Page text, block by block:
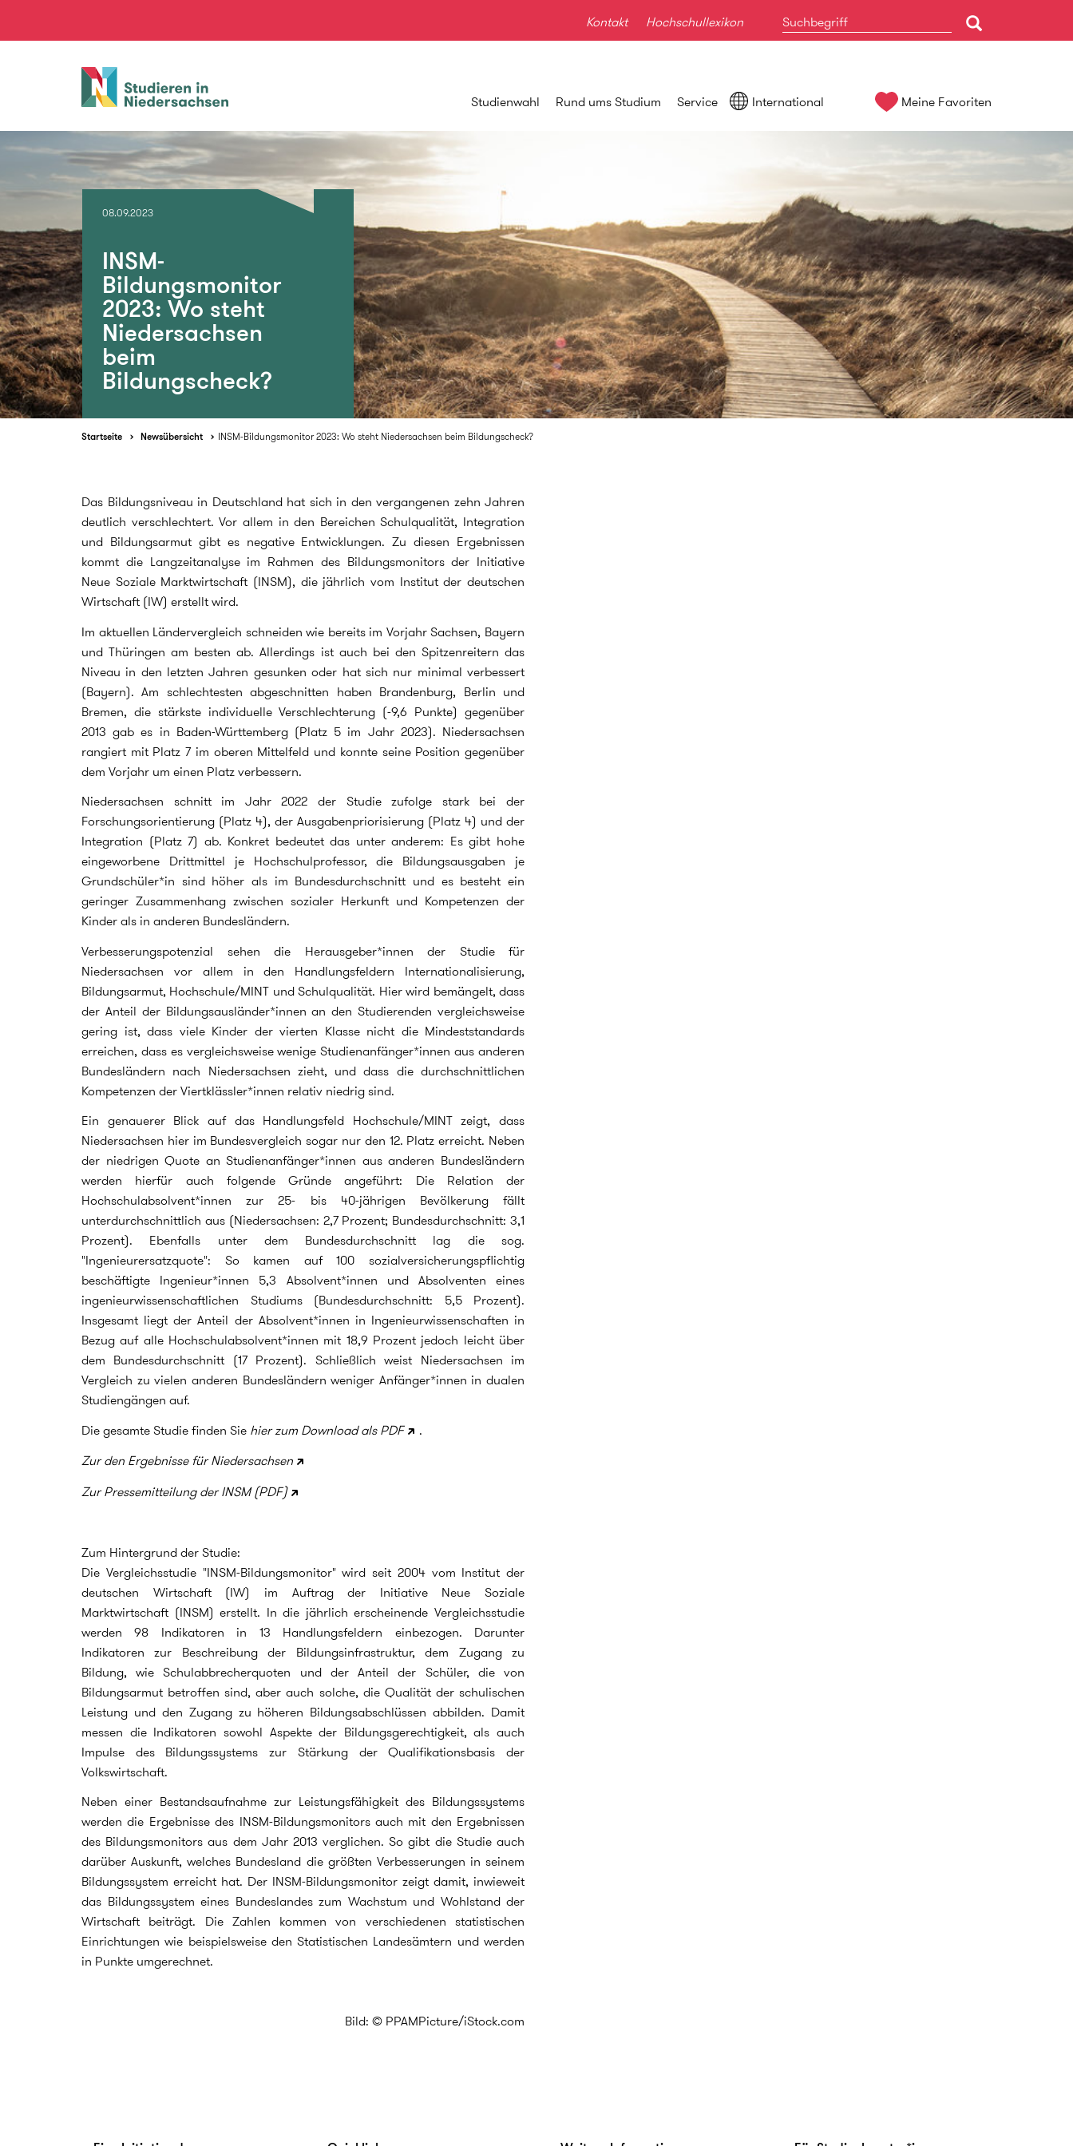
Kontakt Hochschullexikon
Studieren
in
Studienwahl Rund ums Studium Service International Meine Favoriten
08.09.2023
INSM-
Bildungsmonitor
2023: Wo steht
Niedersachsen
beim
Bildungscheck?
Startseite Newsübersicht INSM-Bildungsmonitor 2023: Wo steht Niedersachsen beim Bildungscheck?
Das Bildungsniveau in Deutschland hat sich in den vergangenen zehn Jahren
deutlich verschlechtert. Vor allem in den Bereichen Schulqualität, Integration
und Bildungsarmut gibt es negative Entwicklungen. Zu diesen Ergebnissen
kommt die Langzeitanalyse im Rahmen des Bildungsmonitors der Initiative
Neue Soziale Marktwirtschaft (INSM), die jährlich vom Institut der deutschen
Wirtschaft (IW) erstellt wird.
Im aktuellen Ländervergleich schneiden wie bereits im Vorjahr Sachsen, Bayern
und Thüringen am besten ab. Allerdings ist auch bei den Spitzenreitern das
Niveau in den letzten Jahren gesunken oder hat sich nur minimal verbessert
(Bayern). Am schlechtesten abgeschnitten haben Brandenburg, Berlin und
Bremen, die stärkste individuelle Verschlechterung (-9,6 Punkte) gegenüber
2013 gab es in Baden-Württemberg (Platz 5 im Jahr 2023). Niedersachsen
rangiert mit Platz 7 im oberen Mittelfeld und konnte seine Position gegenüber
dem Vorjahr um einen Platz verbessern.
Niedersachsen schnitt im Jahr 2022 der Studie zufolge stark bei der
Forschungsorientierung (Platz 4), der Ausgabenpriorisierung (Platz 4) und der
Integration (Platz 7) ab. Konkret bedeutet das unter anderem: Es gibt hohe
eingeworbene Drittmittel je Hochschulprofessor, die Bildungsausgaben je
Grundschüler*in sind höher als im Bundesdurchschnitt und es besteht ein
geringer Zusammenhang zwischen sozialer Herkunft und Kompetenzen der
Kinder als in anderen Bundesländern.
Verbesserungspotenzial sehen die Herausgeber*innen der Studie für
Niedersachsen vor allem in den Handlungsfeldern Internationalisierung,
Bildungsarmut, Hochschule/MINT und Schulqualität. Hier wird bemängelt, dass
der Anteil der Bildungsausländer*innen an den Studierenden vergleichsweise
gering ist, dass viele Kinder der vierten Klasse nicht die Mindeststandards
erreichen, dass es vergleichsweise wenige Studienanfänger*innen aus anderen
Bundesländern nach Niedersachsen zieht, und dass die durchschnittlichen
Kompetenzen der Viertklässler*innen relativ niedrig sind.
Ein genauerer Blick auf das Handlungsfeld Hochschule/MINT zeigt, dass
Niedersachsen hier im Bundesvergleich sogar nur den 12. Platz erreicht. Neben
der niedrigen Quote an Studienanfänger*innen aus anderen Bundesländern
werden hierfür auch folgende Gründe angeführt: Die Relation der
Hochschulabsolvent*innen zur 25- bis 40-jährigen Bevölkerung fällt
unterdurchschnittlich aus (Niedersachsen: 2,7 Prozent; Bundesdurchschnitt: 3,1
Prozent). Ebenfalls unter dem Bundesdurchschnitt lag die sog.
"Ingenieurersatzquote": So kamen auf 100 sozialversicherungspflichtig
beschäftigte Ingenieur*innen 5,3 Absolvent*innen und Absolventen eines
ingenieurwissenschaftlichen Studiums (Bundesdurchschnitt: 5,5 Prozent).
Insgesamt liegt der Anteil der Absolvent*innen in Ingenieurwissenschaften in
Bezug auf alle Hochschulabsolvent*innen mit 18,9 Prozent jedoch leicht über
dem Bundesdurchschnitt (17 Prozent). Schließlich weist Niedersachsen im
Vergleich zu vielen anderen Bundesländern weniger Anfänger*innen in dualen
Studiengängen auf.
Die gesamte Studie finden Sie hier zum Download als PDF
.
Zur den Ergebnisse für Niedersachsen
Zur Pressemitteilung der INSM (PDF)
Zum Hintergrund der Studie:
Die Vergleichsstudie "INSM-Bildungsmonitor" wird seit 2004 vom Institut der
deutschen Wirtschaft (IW) im Auftrag der Initiative Neue Soziale
Marktwirtschaft (INSM) erstellt. In die jährlich erscheinende Vergleichsstudie
werden 98 Indikatoren in 13 Handlungsfeldern einbezogen. Darunter
Indikatoren zur Beschreibung der Bildungsinfrastruktur, dem Zugang zu
Bildung, wie Schulabbrecherquoten und der Anteil der Schüler, die von
Bildungsarmut betroffen sind, aber auch solche, die Qualität der schulischen
Leistung und den Zugang zu höheren Bildungsabschlüssen abbilden. Damit
messen die Indikatoren sowohl Aspekte der Bildungsgerechtigkeit, als auch
Impulse des Bildungssystems zur Stärkung der Qualifikationsbasis der
Volkswirtschaft.
Neben einer Bestandsaufnahme zur Leistungsfähigkeit des Bildungssystems
werden die Ergebnisse des INSM-Bildungsmonitors auch mit den Ergebnissen
des Bildungsmonitors aus dem Jahr 2013 verglichen. So gibt die Studie auch
darüber Auskunft, welches Bundesland die größten Verbesserungen in seinem
Bildungssystem erreicht hat. Der INSM-Bildungsmonitor zeigt damit, inwieweit
das Bildungssystem eines Bundeslandes zum Wachstum und Wohlstand der
Wirtschaft beiträgt. Die Zahlen kommen von verschiedenen statistischen
Einrichtungen wie beispielsweise den Statistischen Landesämtern und werden
in Punkte umgerechnet.
Bild: © PPAMPicture/iStock.com